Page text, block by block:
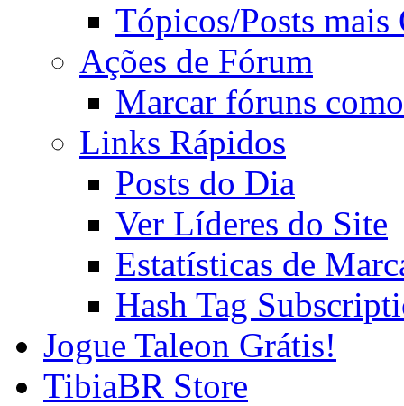
Tópicos/Posts mais
Ações de Fórum
Marcar fóruns
Links Rápidos
Posts do Dia
Ver Líderes do Site
Estatísticas de
Hash Tag
Jogue Taleon Grátis!
TibiaBR Store